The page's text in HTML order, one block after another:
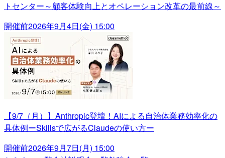
トセンター～顧客体験向上とオペレーション改革の最前線～
開催前2026年9月4日(金) 15:00
【9/7（月）】Anthropic登壇！AIによる自治体業務効率化の
具体例ーSkillsで広がるClaudeの使い方ー
開催前2026年9月7日(月) 15:00